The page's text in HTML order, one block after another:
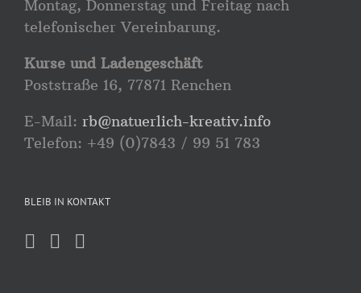
Montag, Donnerstag und Freitag nach
telefonischer Vereinbarung.
Kurse und Ladengeschäft
Poststraße 16, 77871 Renchen
E-Mail: rb@natuerlich-kreativ.info
Telefon: +49 (0)7843 / 99 51 783
BLEIB IN KONTAKT